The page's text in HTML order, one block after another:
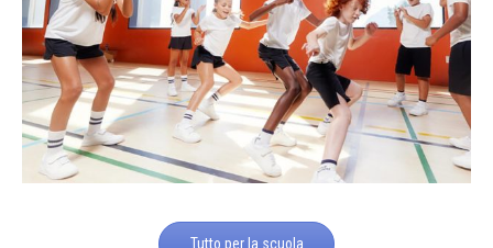
Tutto per la scuola